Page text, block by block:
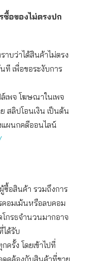
อของไม่ตรงปก
บว่าได้สินค้าไม่ตรง
เพื่อขอระงับการ
เพจ โฆษณาในเพจ
สลิปโอนเงิน เป็นต้น
ผนกคดีออนไลน์
ซื้อสินค้า รวมถึงการ
คอมเม้นหรือลบคอม
โกรธจำนวนมากอาจ
ด้รับ
รั้ง โดยเข้าไปที่
คล้องกับสินค้าที่ขาย